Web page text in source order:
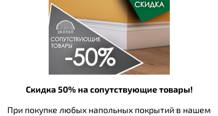
Скидка 50% на сопутствующие товары!
При покупке любых напольных покрытий в нашем